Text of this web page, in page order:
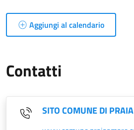
Aggiungi al calendario
Contatti
SITO COMUNE DI